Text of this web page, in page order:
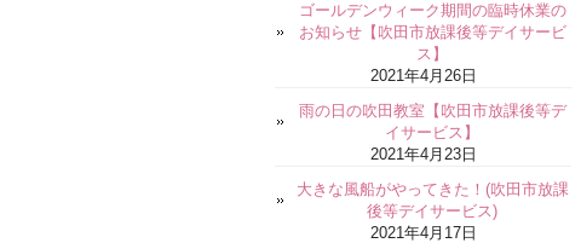
ゴールデンウィーク期間の臨時休業の
お知らせ【吹田市放課後等デイサービ
ス】
2021年4月26日
雨の日の吹田教室【吹田市放課後等デ
イサービス】
2021年4月23日
大きな風船がやってきた！(吹田市放課
後等デイサービス)
2021年4月17日